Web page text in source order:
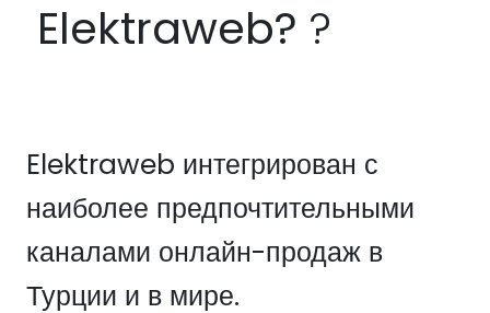
Elektraweb? ?
Elektraweb интегрирован с
наиболее предпочтительными
каналами онлайн-продаж в
Турции и в мире.